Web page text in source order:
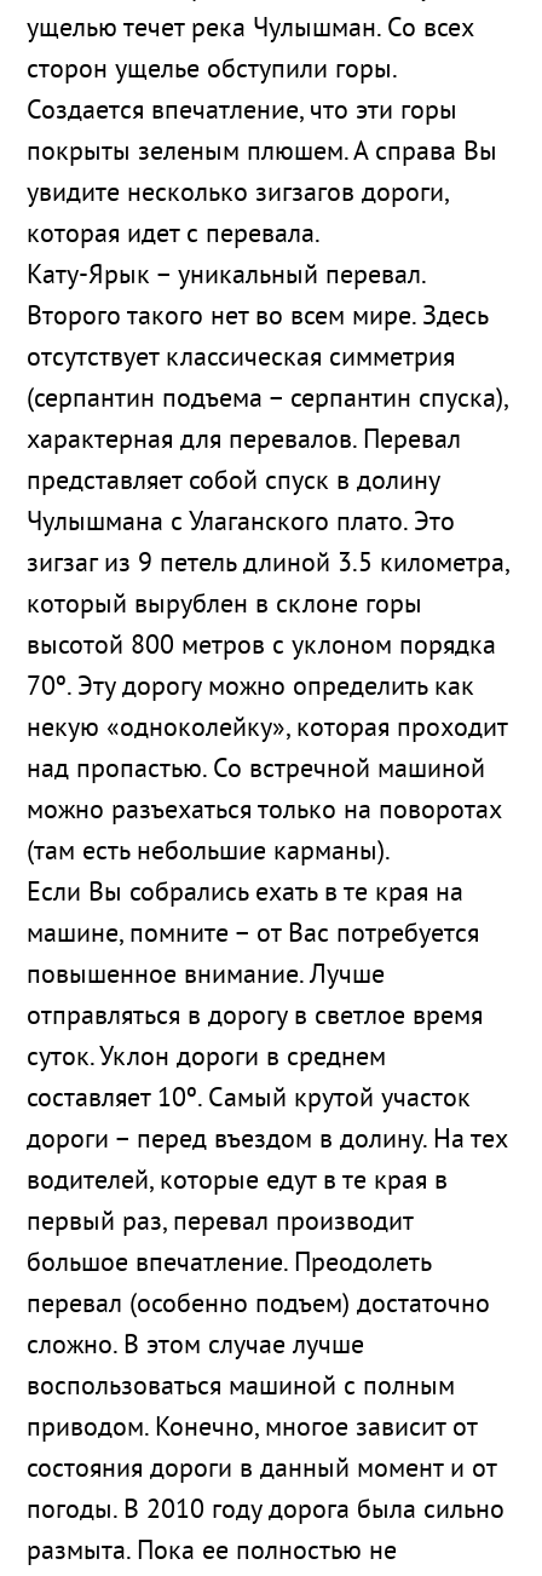
ущелью течет река Чулышман. Со всех
сторон ущелье обступили горы.
Создается впечатление, что эти горы
покрыты зеленым плюшем. А справа Вы
увидите несколько зигзагов дороги,
которая идет с перевала.
Кату-Ярык – уникальный перевал.
Второго такого нет во всем мире. Здесь
отсутствует классическая симметрия
(серпантин подъема – серпантин спуска),
характерная для перевалов. Перевал
представляет собой спуск в долину
Чулышмана с Улаганского плато. Это
зигзаг из 9 петель длиной 3.5 километра,
который вырублен в склоне горы
высотой 800 метров с уклоном порядка
70º. Эту дорогу можно определить как
некую «одноколейку», которая проходит
над пропастью. Со встречной машиной
можно разъехаться только на поворотах
(там есть небольшие карманы).
Если Вы собрались ехать в те края на
машине, помните – от Вас потребуется
повышенное внимание. Лучше
отправляться в дорогу в светлое время
суток. Уклон дороги в среднем
составляет 10º. Самый крутой участок
дороги – перед въездом в долину. На тех
водителей, которые едут в те края в
первый раз, перевал производит
большое впечатление. Преодолеть
перевал (особенно подъем) достаточно
сложно. В этом случае лучше
воспользоваться машиной с полным
приводом. Конечно, многое зависит от
состояния дороги в данный момент и от
погоды. В 2010 году дорога была сильно
размыта. Пока ее полностью не